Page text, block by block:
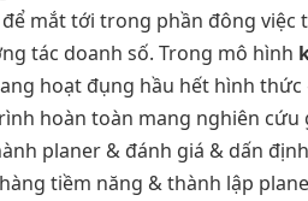
mắt tới trong phần đông việc
tác doanh số. Trong mô hình
hoạt đụng hầu hết hình thức
hoàn toàn mang nghiên
planer & đánh giá & dấn
tiềm năng & thành lập